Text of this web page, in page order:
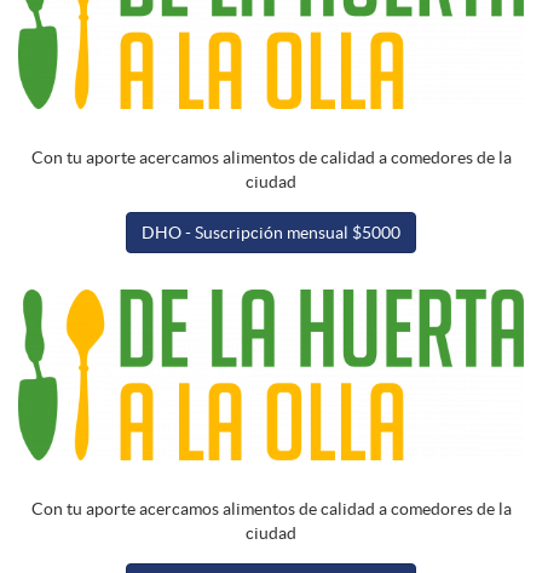
Con tu aporte acercamos alimentos de calidad a comedores de la
ciudad
DHO - Suscripción mensual $5000
Con tu aporte acercamos alimentos de calidad a comedores de la
ciudad